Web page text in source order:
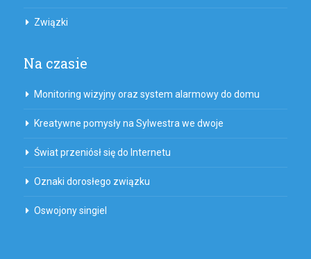
Związki
Na czasie
Monitoring wizyjny oraz system alarmowy do domu
Kreatywne pomysły na Sylwestra we dwoje
Świat przeniósł się do Internetu
Oznaki dorosłego związku
Oswojony singiel